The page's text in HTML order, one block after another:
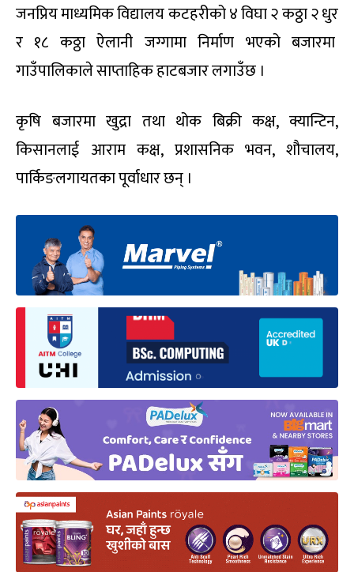
जनप्रिय माध्यमिक विद्यालय कटहरीको ४ विघा २ कठ्ठा २ धुर
र १८ कठ्ठा ऐलानी जग्गामा निर्माण भएको बजारमा
गाउँपालिकाले साप्ताहिक हाटबजार लगाउँछ ।
कृषि बजारमा खुद्रा तथा थोक बिक्री कक्ष, क्यान्टिन,
किसानलाई आराम कक्ष, प्रशासनिक भवन, शौचालय,
पार्किङलगायतका पूर्वाधार छन् ।